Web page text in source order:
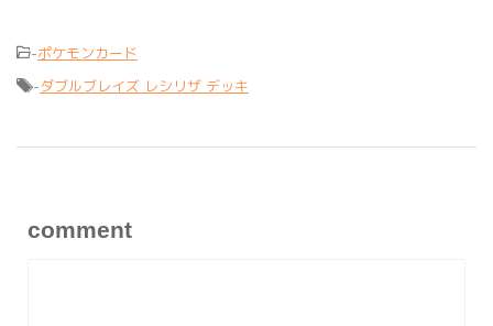
-ポケモンカード
-ダブルブレイズ レシリザ デッキ
comment